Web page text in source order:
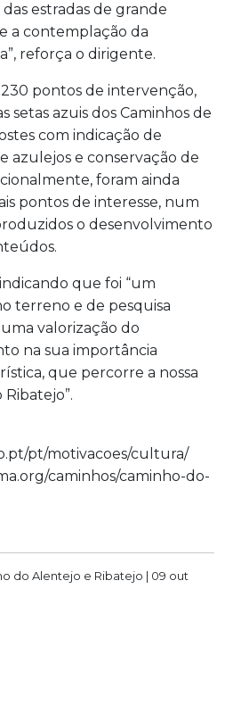
estradas de grande
a contemplação da
reforça o dirigente.
pontos de intervenção,
setas azuis dos Caminhos de
com indicação de
azulejos e conservação de
foram ainda
pontos de interesse, num
o desenvolvimento
que foi “um
terreno e de pesquisa
valorização do
na sua importância
que percorre a nossa
pt/motivacoes/cultura/
caminhos/caminho-do-
do Alentejo e Ribatejo | 09 out